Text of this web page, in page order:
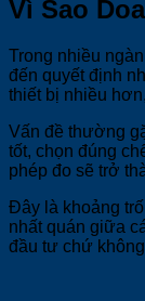
Vì Sao
Trong nhiều
đến quyết định
thiết bị nhiều
Vấn đề thường
tốt, chọn đúng
phép đo sẽ trở
Đây là khoảng
nhất quán giữa
đầu tư chứ